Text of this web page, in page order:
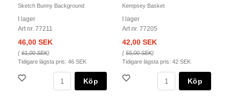
Sketch Bunny Background
I lager
Art nr. 77211
46,00 SEK
(61,00 SEK)
Tidigare lägsta pris: 46 SEK
Köp
Kempsey Basket
I lager
Art nr. 77205
42,00 SEK
(55,00 SEK)
Tidigare lägsta pris: 42 SEK
Köp